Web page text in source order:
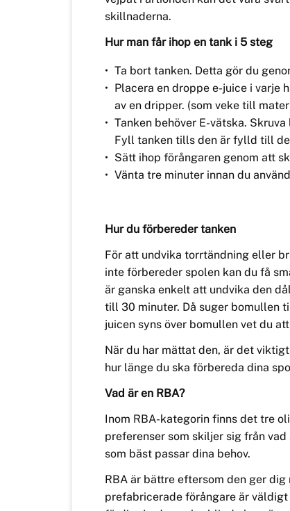
skillnaderna.
Hur man får ihop en tank i 5 steg
Ta bort tanken. Detta gör du
Placera en droppe e-juice i varje
av en dripper. (som veke till
Tanken behöver E-vätska. Skruva
Fyll tanken tills den är fylld till
Sätt ihop förångaren genom att
Vänta tre minuter innan du anvä
Hur du förbereder tanken
För att undvika torrtändning eller
inte förbereder spolen kan du få
är ganska enkelt att undvika den
till 30 minuter. Då suger bomullen
juicen syns över bomullen vet du
När du har mättat den, är det
hur länge du ska förbereda dina
Vad är en RBA?
Inom RBA-kategorin finns det tre
preferenser som skiljer sig från
som bäst passar dina behov.
RBA är bättre eftersom den ger
prefabricerade förångare är väldigt